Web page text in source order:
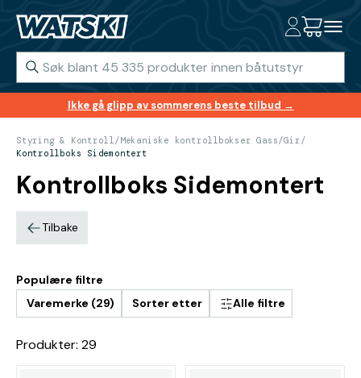
Ikke gå glipp av sommerens beste tilbud →
Styring & Kontroll/Mekaniske kontrollbokser Gass/Gir/
Kontrollboks Sidemontert
Kontrollboks Sidemontert
Tilbake
Populære filtre
Varemerke (29)
Sorter etter Alle filtre
Produkter: 29